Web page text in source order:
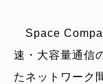
Space
速・大容量通信
たネットワーク